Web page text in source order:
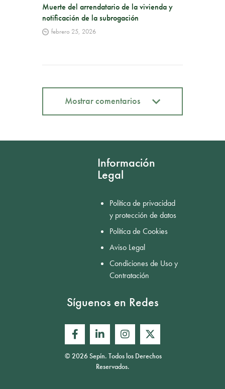
Muerte del arrendatario de la vivienda y
notificación de la subrogación
febrero 25, 2026
Mostrar comentarios
Información
Legal
Política de privacidad
y protección de datos
Política de Cookies
Aviso Legal
Condiciones de Uso y
Contratación
Síguenos en Redes
© 2026 Sepín. Todos los Derechos
Reservados.